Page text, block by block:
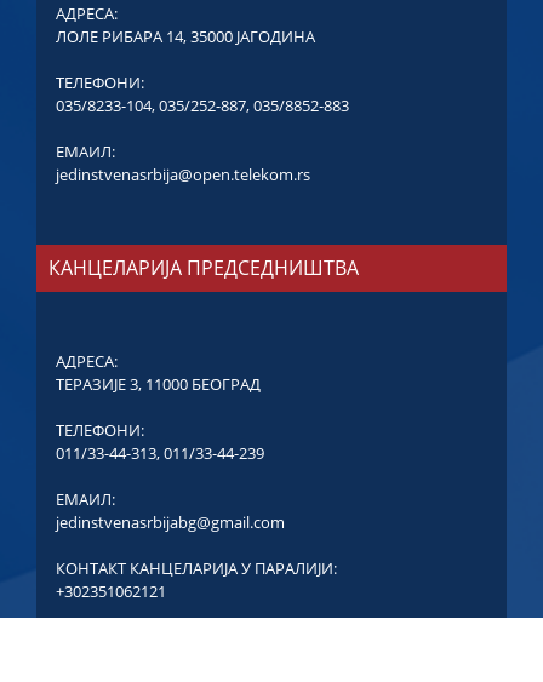
АДРЕСА:
ЛОЛЕ РИБАРА 14, 35000 ЈАГОДИНА
ТЕЛЕФОНИ:
035/8233-104,035/252-887,035/8852-883
ЕМАИЛ:
jedinstvenasrbija@open.telekom.rs
КАНЦЕЛАРИЈА ПРЕДСЕДНИШТВА
АДРЕСА:
ТЕРАЗИЈЕ 3, 11000 БЕОГРАД
ТЕЛЕФОНИ:
011/33-44-313,011/33-44-239
ЕМАИЛ:
jedinstvenasrbijabg@gmail.com
КОНТАКТ КАНЦЕЛАРИЈА У ПАРАЛИЈИ:
+302351062121